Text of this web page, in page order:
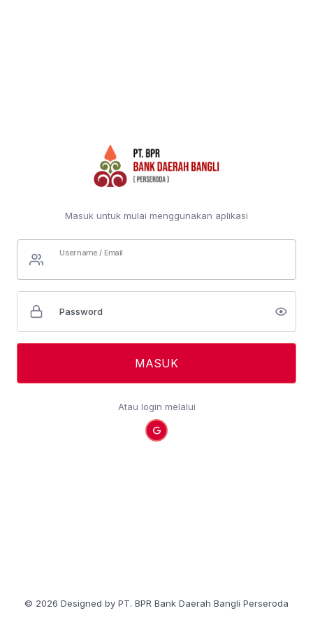
Masuk untuk mulai menggunakan aplikasi
Username / Email
Password
MASUK
Atau login melalui
© 2026 Designed by PT. BPR Bank Daerah Bangli Perseroda